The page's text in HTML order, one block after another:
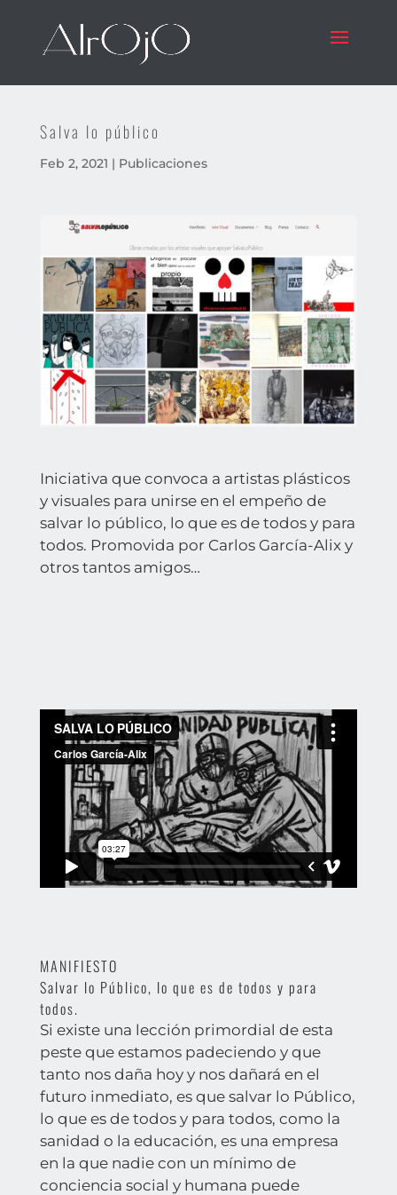
Salva lo público
Feb 2, 2021 | Publicaciones
Iniciativa que convoca a artistas plásticos
y visualespara unirse en el empeño de
salvar lo público, lo que es de todos y para
todos. Promovida por Carlos García-Alixy
otros tantos amigos…
MANIFIESTO
Salvar lo Público, lo que es de todos y para
todos.
Si existe una lección primordial de esta
peste que estamos padeciendo y que
tanto nos daña hoy y nos dañará en el
futuro inmediato, es que salvar lo Público,
lo que es de todos y para todos, como la
sanidad o la educación, es una empresa
en la que nadie con un mínimo de
conciencia social y humana puede